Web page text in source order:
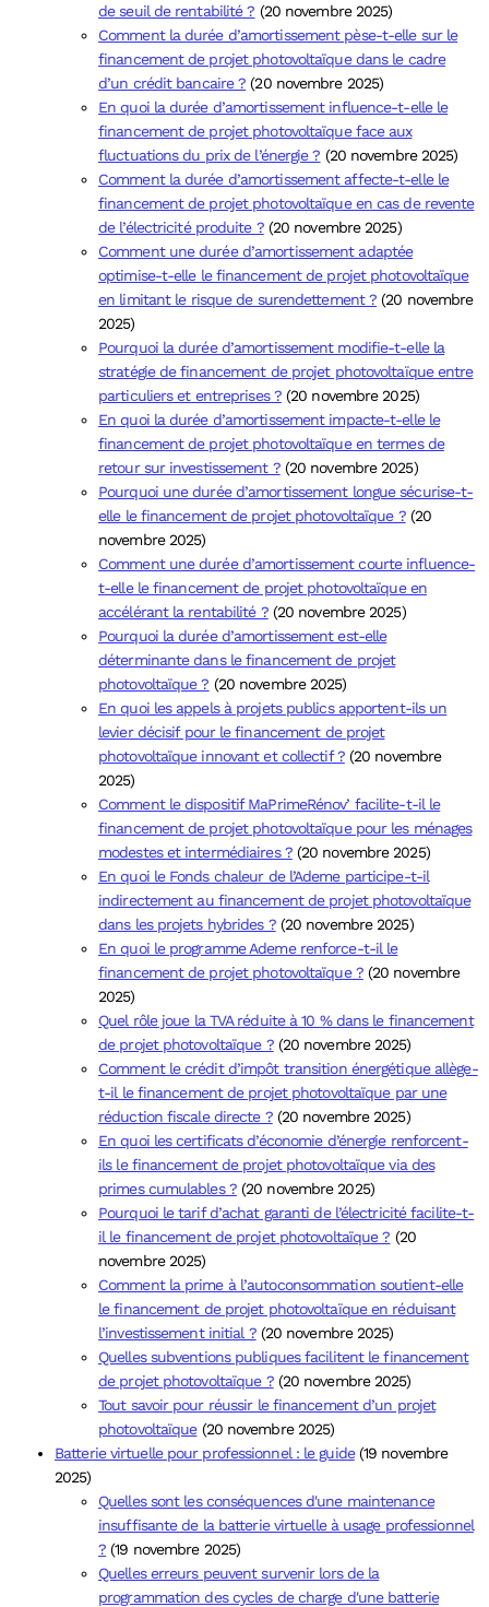
de seuil de rentabilité ? (20 novembre 2025)
Comment la durée d’amortissement pèse-t-elle sur le
financement de projet photovoltaïque dans le cadre
d’un crédit bancaire ? (20 novembre 2025)
En quoi la durée d’amortissement influence-t-elle le
financement de projet photovoltaïque face aux
fluctuations du prix de l’énergie ? (20 novembre 2025)
Comment la durée d’amortissement affecte-t-elle le
financement de projet photovoltaïque en cas de revente
de l’électricité produite ? (20 novembre 2025)
Comment une durée d’amortissement adaptée
optimise-t-elle le financement de projet photovoltaïque
en limitant le risque de surendettement ? (20 novembre
2025)
Pourquoi la durée d’amortissement modifie-t-elle la
stratégie de financement de projet photovoltaïque entre
particuliers et entreprises ? (20 novembre 2025)
En quoi la durée d’amortissement impacte-t-elle le
financement de projet photovoltaïque en termes de
retour sur investissement ? (20 novembre 2025)
Pourquoi une durée d’amortissement longue sécurise-t-
elle le financement de projet photovoltaïque ? (20
novembre 2025)
Comment une durée d’amortissement courte influence-
t-elle le financement de projet photovoltaïque en
accélérant la rentabilité ? (20 novembre 2025)
Pourquoi la durée d’amortissement est-elle
déterminante dans le financement de projet
photovoltaïque ? (20 novembre 2025)
En quoi les appels à projets publics apportent-ils un
levier décisif pour le financement de projet
photovoltaïque innovant et collectif ? (20 novembre
2025)
Comment le dispositif MaPrimeRénov’ facilite-t-il le
financement de projet photovoltaïque pour les ménages
modestes et intermédiaires ? (20 novembre 2025)
En quoi le Fonds chaleur de l’Ademe participe-t-il
indirectement au financement de projet photovoltaïque
dans les projets hybrides ? (20 novembre 2025)
En quoi le programme Ademe renforce-t-il le
financement de projet photovoltaïque ? (20 novembre
2025)
Quel rôle joue la TVA réduite à 10 % dans le financement
de projet photovoltaïque ? (20 novembre 2025)
Comment le crédit d’impôt transition énergétique allège-
t-il le financement de projet photovoltaïque par une
réduction fiscale directe ? (20 novembre 2025)
En quoi les certificats d’économie d’énergie renforcent-
ils le financement de projet photovoltaïque via des
primes cumulables ? (20 novembre 2025)
Pourquoi le tarif d’achat garanti de l’électricité facilite-t-
il le financement de projet photovoltaïque ? (20
novembre 2025)
Comment la prime à l’autoconsommation soutient-elle
le financement de projet photovoltaïque en réduisant
l’investissement initial ? (20 novembre 2025)
Quelles subventions publiques facilitent le financement
de projet photovoltaïque ? (20 novembre 2025)
Tout savoir pour réussir le financement d’un projet
photovoltaïque (20 novembre 2025)
Batterie virtuelle pour professionnel : le guide (19 novembre
2025)
Quelles sont les conséquences d'une maintenance
insuffisante de la batterie virtuelle à usage professionnel
? (19 novembre 2025)
Quelles erreurs peuvent survenir lors de la
programmation des cycles de charge d'une batterie